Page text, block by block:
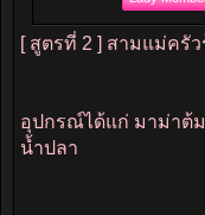
[ สูตรที่ 2 ] สามแม่ครัว
อุปกรณ์ได้แก่ มาม่าต้ม
น้ำปลา